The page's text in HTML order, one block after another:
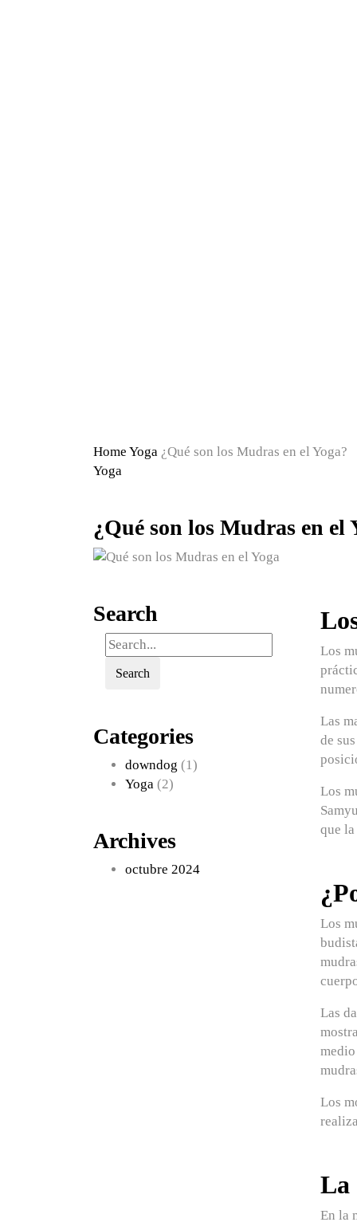
Home Yoga ¿Qué son los Mudras en el Yoga?
Yoga
¿Qué son los Mudras en el
Search
Search
Categories
downdog (1)
Yoga (2)
Archives
octubre 2024
Los
Las
de
Los
que
Los
Las
Los
La
En la